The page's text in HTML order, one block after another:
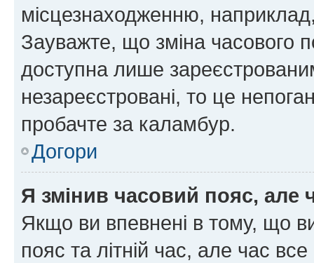
місцезнаходженню,
Зауважте, що зміна часового
доступна лише
незареєстровані, то це
пробачте за каламбур.
Догори
Я змінив часовий пояс, але
Якщо ви впевнені в тому, що
пояс та літній час, але час